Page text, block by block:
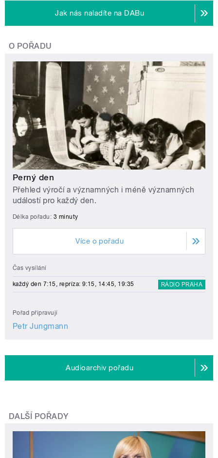
Jak nás naladíte na DABu
O POŘADU
Perný den
Přehled výročí a významných i méně významných
událostí pro každý den.
Délka pořadu: 3 minuty
Více o pořadu
Čas vysílání
každý den 7:15, repríza: 9:15, 14:45, 19:35 RÁDIO PRAHA
Pořad připravují
Petr Jungmann
Audioarchiv pořadu
DALŠÍ POŘADY